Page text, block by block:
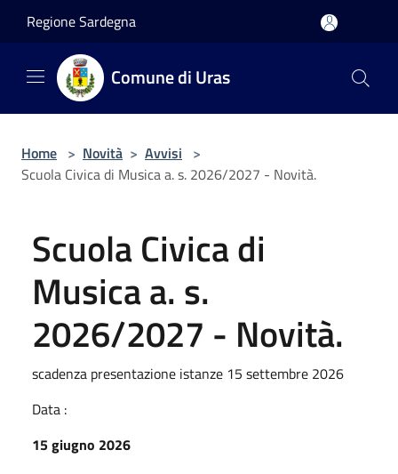
Regione Sardegna
Comune di Uras
Home > Novità > Avvisi >
Scuola Civica di Musica a. s. 2026/2027 - Novità.
Scuola Civica di
Musica a. s.
2026/2027 - Novità.
scadenza presentazione istanze 15 settembre 2026
Data :
15 giugno 2026